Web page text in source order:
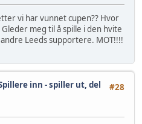
vi har vunnet cupen?? Hvor
Gleder meg til å spille i den hvite
Leeds supportere. MOT!!!!
#28
Spillere inn - spiller ut, del